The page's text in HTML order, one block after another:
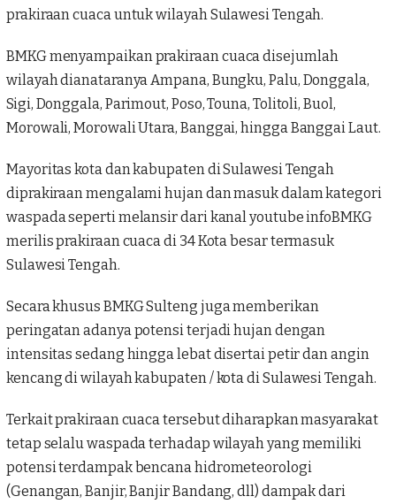
prakiraan cuaca untuk wilayah Sulawesi Tengah.
BMKG menyampaikan prakiraan cuaca disejumlah
wilayah dianataranya Ampana, Bungku, Palu, Donggala,
Sigi, Donggala, Parimout, Poso, Touna, Tolitoli, Buol,
Morowali, Morowali Utara, Banggai, hingga Banggai Laut.
Mayoritas kota dan kabupaten di Sulawesi Tengah
diprakiraan mengalami hujan dan masuk dalam kategori
waspada seperti melansir dari kanal youtube infoBMKG
merilis prakiraan cuaca di 34 Kota besar termasuk
Sulawesi Tengah.
Secara khusus BMKG Sulteng juga memberikan
peringatan adanya potensi terjadi hujan dengan
intensitas sedang hingga lebat disertai petir dan angin
kencang di wilayah kabupaten / kota di Sulawesi Tengah.
Terkait prakiraan cuaca tersebut diharapkan masyarakat
tetap selalu waspada terhadap wilayah yang memiliki
potensi terdampak bencana hidrometeorologi
(Genangan, Banjir, Banjir Bandang, dll) dampak dari